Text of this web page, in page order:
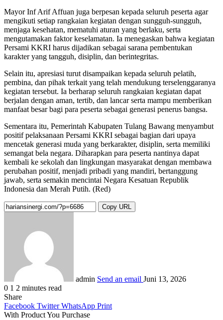
Mayor Inf Arif Affuan juga berpesan kepada seluruh peserta agar
mengikuti setiap rangkaian kegiatan dengan sungguh-sungguh,
menjaga kesehatan, mematuhi aturan yang berlaku, serta
mengutamakan faktor keselamatan. Ia menegaskan bahwa kegiatan
Persami KKRI harus dijadikan sebagai sarana pembentukan
karakter yang tangguh, disiplin, dan berintegritas.
Selain itu, apresiasi turut disampaikan kepada seluruh pelatih,
pembina, dan pihak terkait yang telah mendukung terselenggaranya
kegiatan tersebut. Ia berharap seluruh rangkaian kegiatan dapat
berjalan dengan aman, tertib, dan lancar serta mampu memberikan
manfaat besar bagi para peserta sebagai generasi penerus bangsa.
Sementara itu, Pemerintah Kabupaten Tulang Bawang menyambut
positif pelaksanaan Persami KKRI sebagai bagian dari upaya
mencetak generasi muda yang berkarakter, disiplin, serta memiliki
semangat bela negara. Diharapkan para peserta nantinya dapat
kembali ke sekolah dan lingkungan masyarakat dengan membawa
perubahan positif, menjadi pribadi yang mandiri, bertanggung
jawab, serta semakin mencintai Negara Kesatuan Republik
Indonesia dan Merah Putih. (Red)
Copy URL
admin Send an email Juni 13, 2026
0 1 2 minutes read
Share
Facebook Twitter WhatsApp Print
With Product You Purchase